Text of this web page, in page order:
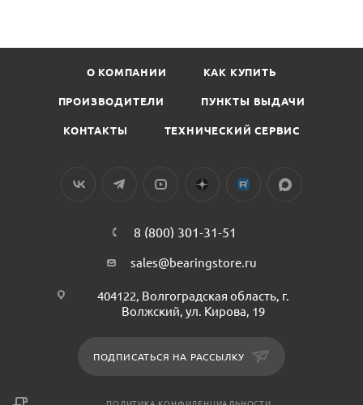
О КОМПАНИИ КАК КУПИТЬ
ПРОИЗВОДИТЕЛИ ПУНКТЫ ВЫДАЧИ
КОНТАКТЫ ТЕХНИЧЕСКИЙ СЕРВИС
8 (800) 301-31-51
sales@bearingstore.ru
404122, Волгоградская область, г.
Волжский, ул. Кирова, 19
ПОДПИСАТЬСЯ НА РАССЫЛКУ